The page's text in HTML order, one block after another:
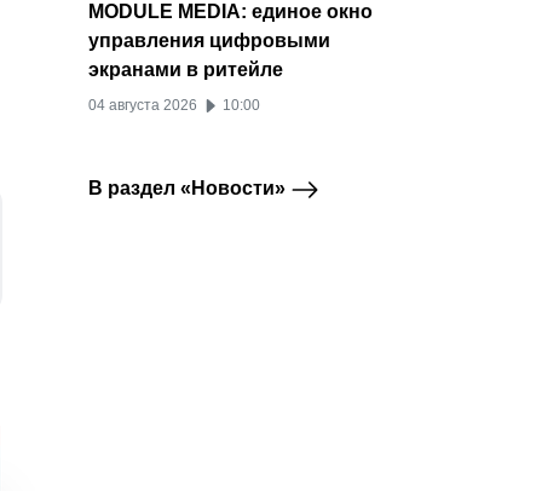
MODULE MEDIA: единое окно
управления цифровыми
экранами в ритейле
04 августа 2026 10:00
В раздел «Новости»